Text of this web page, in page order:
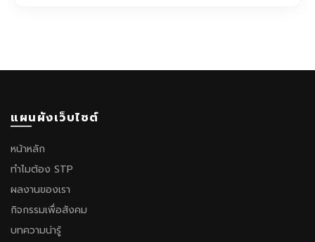
แผนผังเว็บไซต์
หน้าหลัก
ทำไมต้อง STP
ผลงานของเรา
กิจกรรมเพื่อสังคม
บทความน่ารู้